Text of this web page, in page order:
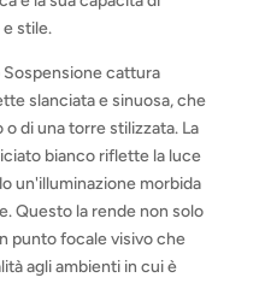
stile.
Sospensione cattura
slanciata e sinuosa, che
di una torre stilizzata. La
bianco riflette la luce
un'illuminazione morbida
Questo la rende non solo
punto focale visivo che
agli ambienti in cui è